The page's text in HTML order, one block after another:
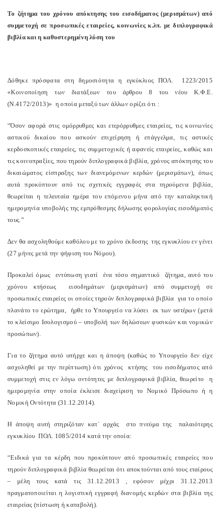
Το ζήτημα του χρόνου απόκτησης του εισοδήματος (μερισμάτων) από
συμμετοχή σε προσωπικές εταιρείες, κοινωνίες κ.λπ. με διπλογραφικά
βιβλία και η καθυστερημένη λύση του
Δόθηκε πρόσφατα στη δημοσιότητα η εγκύκλιος ΠΟΛ. 1223/2015
«Κοινοποίηση των διατάξεων του άρθρου 8 του νέου Κ.Φ.Ε.
(Ν.4172/2013)» η οποία μεταξύ των άλλων ορίζει ότι :
“Όσον αφορά στις ομόρρυθμες και ετερόρρυθμες εταιρείες, τις κοινωνίες
αστικού δικαίου που ασκούν επιχείρηση ή επάγγελμα, τις αστικές
κερδοσκοπικές εταιρείες, τις συμμετοχικές ή αφανείς εταιρείες, καθώς και
τις κοινοπραξίες, που τηρούν διπλογραφικά βιβλία, χρόνος απόκτησης του
δικαιώματος είσπραξης των διανεμόμενων κερδών (μερισμάτων), όπως
αυτά προκύπτουν από τις σχετικές εγγραφές στα τηρούμενα βιβλία,
θεωρείται η τελευταία ημέρα του επόμενου μήνα από την καταληκτική
ημερομηνία υποβολής της εμπρόθεσμης δήλωσης φορολογίας εισοδήματός
τους.”
Δεν θα ασχοληθούμε καθόλου με το χρόνο έκδοσης της εγκυκλίου εν γένει
(27 μήνες μετά την ψήφιση του Νόμου).
Προκαλεί όμως εντύπωση γιατί ένα τόσο σημαντικό ζήτημα, αυτό του
χρόνου κτήσεως εισοδημάτων (μερισμάτων) από συμμετοχή σε
προσωπικές εταιρείες οι οποίες τηρούν διπλογραφικά βιβλία για το οποίο
πλανάτο το ερώτημα, ήρθε το Υπουργείο να λύσει εκ των υστέρων (μετά
το κλείσιμο Ισολογισμού – υποβολή των δηλώσεων φυσικών και νομικών
προσώπων).
Για το ζήτημα αυτό υπήρχε και η άποψη (καθώς το Υπουργείο δεν είχε
ασχοληθεί με την περίπτωση) ότι χρόνος κτήσης του εισοδήματος από
συμμετοχή στις εν λόγω οντότητες με διπλογραφικά βιβλία, θεωρείτο η
ημερομηνία στην οποία έκλεισε διαχείριση το Νομικό Πρόσωπο ή η
Νομική Οντότητα (31.12.2014).
Η άποψη αυτή στηριζόταν κατ΄ αρχάς στο πνεύμα της παλαιότερης
εγκυκλίου ΠΟΛ. 1085/2014 κατά την οποία:
“Ειδικά για τα κέρδη που προκύπτουν από προσωπικές εταιρείες που
τηρούν διπλογραφικά βιβλία θεωρείται ότι αποκτούνται από τους εταίρους
– μέλη τους κατά τις 31.12.2013 , εφόσον μέχρι 31.12.2013
πραγματοποιείται η λογιστική εγγραφή διανομής κερδών στα βιβλία της
εταιρείας (πίστωση ή καταβολή).